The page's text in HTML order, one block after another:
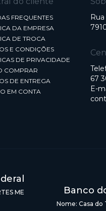
FREQUENTES
DA EMPRESA
DE TROCA
E CONDIÇÕES
DE PRIVACIDADE
COMPRAR
DE ENTREGA
EM CONTA
67
E-
ME
Banco
Nome: Casa